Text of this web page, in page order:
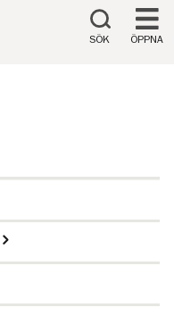
SÖK ÖPPNA